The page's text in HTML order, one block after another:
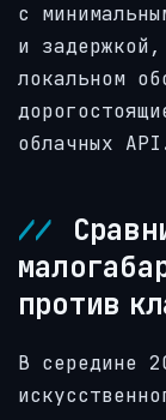
с
и
локальном
облачных
против
В середине